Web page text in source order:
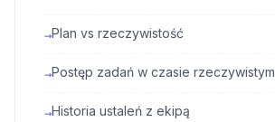
→Plan vs rzeczywistość
→Postęp zadań w czasie rzeczywistym
→Historia ustaleń z ekipą